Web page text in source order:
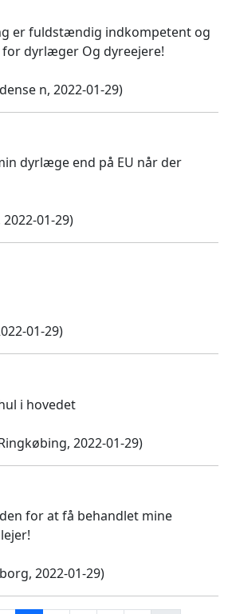
er fuldstændig indkompetent og
for dyrlæger Og dyreejere!
n, 2022-01-29)
dyrlæge end på EU når der
2022-01-29)
01-29)
i hovedet
2022-01-29)
for at få behandlet mine
2022-01-29)